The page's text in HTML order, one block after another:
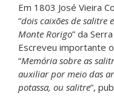
Em 1803 José Vieira
“dois caixões de salitre
Monte Rorigo” da
Escreveu importante
“Memória sobre as
auxiliar por meio das
potassa, ou salitre”,